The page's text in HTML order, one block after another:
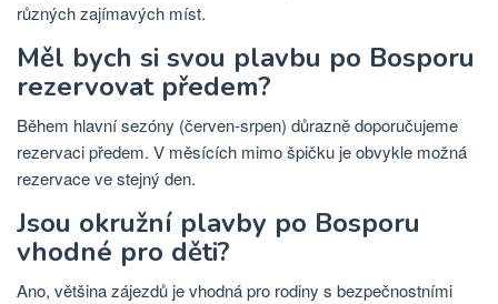
různých zajímavých míst.
Měl bych si svou plavbu po Bosporu
rezervovat předem?
Během hlavní sezóny (červen-srpen) důrazně doporučujeme
rezervaci předem. V měsících mimo špičku je obvykle možná
rezervace ve stejný den.
Jsou okružní plavby po Bosporu
vhodné pro děti?
Ano, většina zájezdů je vhodná pro rodiny s bezpečnostními